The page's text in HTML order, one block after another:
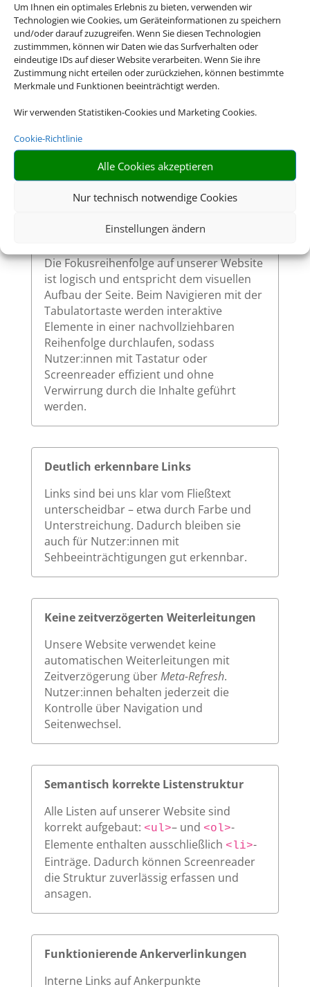
Um Ihnen ein optimales Erlebnis zu bieten, verwenden wir
Technologien wie Cookies, um Geräteinformationen zu speichern
und/oder darauf zuzugreifen. Wenn Sie diesen Technologien
zustimmmen, können wir Daten wie das Surfverhalten oder
eindeutige IDs auf dieser Website verarbeiten. Wenn Sie ihre
Zustimmung nicht erteilen oder zurückziehen, können bestimmte
Merkmale und Funktionen beeinträchtigt werden.
Wir verwenden Statistiken-Cookies und Marketing Cookies.
Cookie-Richtlinie
Alle Cookies akzeptieren
Nur technisch notwendige Cookies
Einstellungen ändern
Sichtbarer Fokus
Alle interaktiven Elemente auf unserer
Website – wie Links, Buttons oder
Formularfelder – zeigen klar sichtbar an,
So ermöglichen wir eine vollständige
Bedienung auch ohne Maus.
Tastaturnutzung
Die Fokusreihenfolge auf unserer Website
ist logisch und entspricht dem visuellen
Aufbau der Seite. Beim Navigieren mit der
Tabulatortaste werden interaktive
Elemente in einer nachvollziehbaren
Reihenfolge durchlaufen, sodass
Nutzer:innen mit Tastatur oder
Screenreader effizient und ohne
Verwirrung durch die Inhalte geführt
werden.
Deutlich erkennbare Links
Links sind bei uns klar vom Fließtext
unterscheidbar – etwa durch Farbe und
Unterstreichung. Dadurch bleiben sie
auch für Nutzer:innen mit
Sehbeeinträchtigungen gut erkennbar.
Keine zeitverzögerten Weiterleitungen
Unsere Website verwendet keine
automatischen Weiterleitungen mit
Zeitverzögerung überMeta-Refresh.
Nutzer:innen behalten jederzeit die
Kontrolle über Navigation und
Seitenwechsel.
Semantisch korrekte Listenstruktur
Alle Listen auf unserer Website sind
korrekt aufgebaut: <ul>– und <ol>-
Elemente enthalten ausschließlich <li>-
Einträge. Dadurch können Screenreader
die Struktur zuverlässig erfassen und
ansagen.
Funktionierende Ankerverlinkungen
Interne Links auf Ankerpunkte